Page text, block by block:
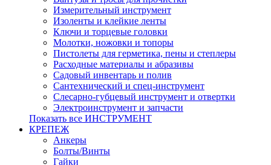
Измерительный инструмент
Изоленты и клейкие ленты
Ключи и торцевые головки
Молотки, ножовки и топоры
Пистолеты для герметика, пены и степлеры
Расходные материалы и абразивы
Садовый инвентарь и полив
Сантехнический и спец-инструмент
Слесарно-губцевый инструмент и отвертки
Электроинструмент и запчасти
Показать все ИНСТРУМЕНТ
КРЕПЕЖ
Анкеры
Болты/Винты
Гайки